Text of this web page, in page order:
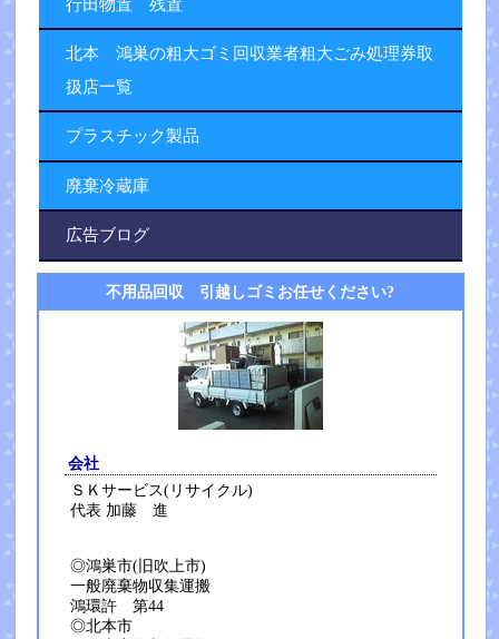
行田物置 残置
北本 鴻巣の粗大ゴミ回収業者粗大ごみ処理券取
扱店一覧
プラスチック製品
廃棄冷蔵庫
広告ブログ
不用品回収 引越しゴミお任せください?
会社
ＳＫサービス(リサイクル)
代表 加藤 進
◎鴻巣市(旧吹上市)
一般廃棄物収集運搬
鴻環許 第44
◎北本市